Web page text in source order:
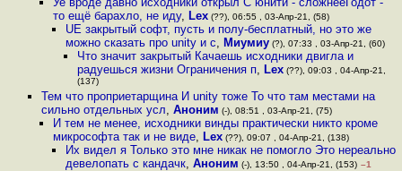
то ещё барахло, не иду, Lex (??), 06:55 , 03-Апр-21, (58)
UE закрытый софт, пусть и полу-бесплатный, но это же
можно сказать про unity и c, Миумиу(?), 07:33 , 03-Апр-21, (60)
Что значит закрытый Качаешь исходники двигла и
радуешься жизни Ограничения п, Lex(??), 09:03 , 04-Апр-21,
(137)
Тем что проприетарщина И unity тоже То что там местами на
сильно отдельных усл, Аноним (-), 08:51 , 03-Апр-21, (75)
И тем не менее, исходники винды практически никто кроме
микрософта так и не виде, Lex (??), 09:07 , 04-Апр-21, (138)
Их видел я Только это мне никак не помогло Это нереально
девелопать с кандачк, Аноним (-), 13:50 , 04-Апр-21, (153) –1